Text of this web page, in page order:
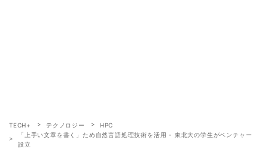
TECH+ テクノロジー
HPC
「上手い文章を書く」ため自然言語処理技術を活用 - 東北大の学生がベンチャー
設立